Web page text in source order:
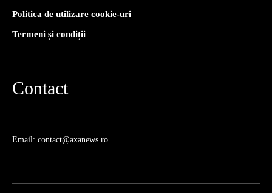
Politica de utilizare cookie-uri
Termeni și condiții
Contact
Email: contact@axanews.ro